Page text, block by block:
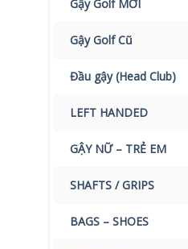
Gậy Golf MỚI
Gậy Golf Cũ
Đầu gậy (Head Club)
LEFT HANDED
GẬY NỮ – TRẺ EM
SHAFTS / GRIPS
BAGS – SHOES